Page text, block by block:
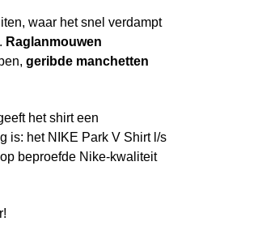
waar het snel verdampt
Raglanmouwen
geribde manchetten
het shirt een
is: het NIKE Park V Shirt l/s
beproefde Nike-kwaliteit